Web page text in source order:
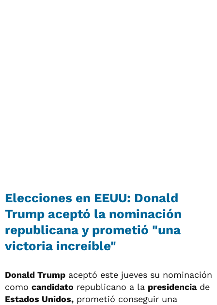
Elecciones en EEUU: Donald
Trump aceptó la nominación
republicana y prometió "una
victoria increíble"
Donald Trump aceptó este jueves su nominación
como candidato republicano a la presidenciade
Estados Unidos, prometió conseguir una